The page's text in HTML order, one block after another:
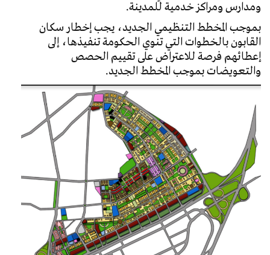
ومدارس ومراكز خدمية للمدينة.
بموجب المخطط التنظيمي الجديد، يجب إخطار سكان
القابون بالخطوات التي تنوي الحكومة تنفيذها، إلى
إعطائهم فرصة للاعتراض على تقييم الحصص
والتعويضات بموجب المخطط الجديد.